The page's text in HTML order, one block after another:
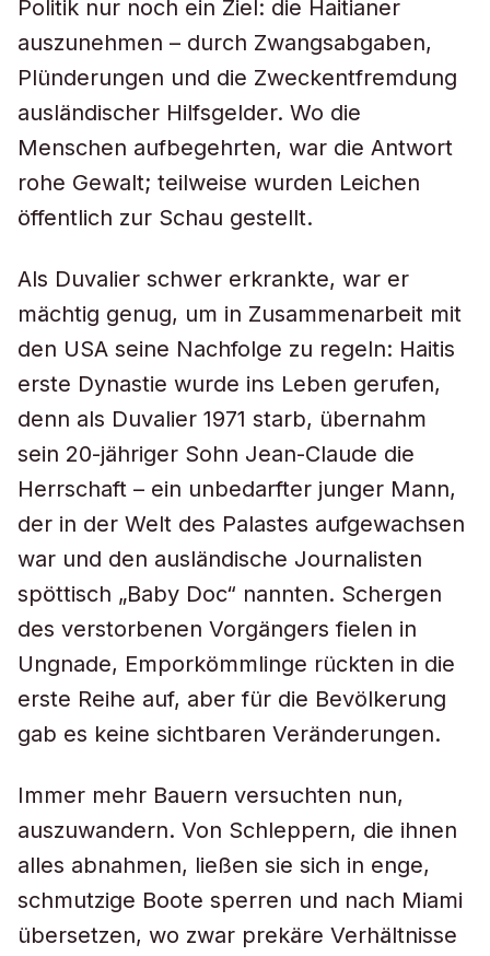
Politik nur noch ein Ziel: die Haitianer
auszunehmen – durch Zwangsabgaben,
Plünderungen und die Zweckentfremdung
ausländischer Hilfsgelder. Wo die
Menschen aufbegehrten, war die Antwort
rohe Gewalt; teilweise wurden Leichen
öffentlich zur Schau gestellt.
Als Duvalier schwer erkrankte, war er
mächtig genug, um in Zusammenarbeit mit
den USA seine Nachfolge zu regeln: Haitis
erste Dynastie wurde ins Leben gerufen,
denn als Duvalier 1971 starb, übernahm
sein 20-jähriger Sohn Jean-Claude die
Herrschaft – ein unbedarfter junger Mann,
der in der Welt des Palastes aufgewachsen
war und den ausländische Journalisten
spöttisch „Baby Doc“ nannten. Schergen
des verstorbenen Vorgängers fielen in
Ungnade, Emporkömmlinge rückten in die
erste Reihe auf, aber für die Bevölkerung
gab es keine sichtbaren Veränderungen.
Immer mehr Bauern versuchten nun,
auszuwandern. Von Schleppern, die ihnen
alles abnahmen, ließen sie sich in enge,
schmutzige Boote sperren und nach Miami
übersetzen, wo zwar prekäre Verhältnisse